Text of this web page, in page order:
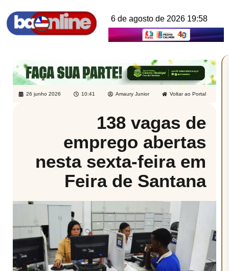
6 de agosto de 2026 19:58
26 junho 2026 10:41 Amaury Junior Voltar ao Portal
138 vagas de
emprego abertas
nesta sexta-feira em
Feira de Santana